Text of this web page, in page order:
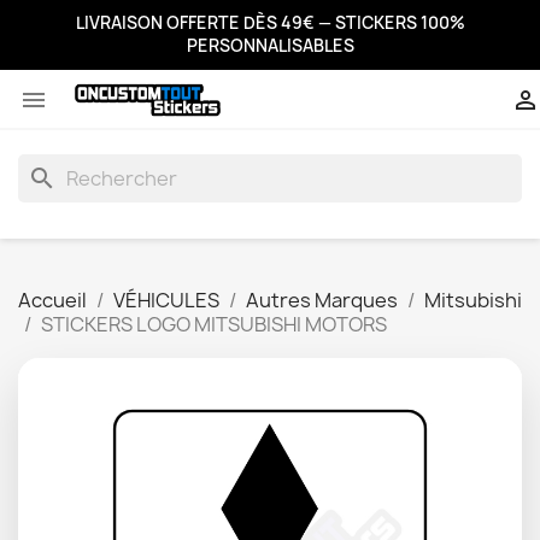
LIVRAISON OFFERTE DÈS 49€ — STICKERS 100%
PERSONNALISABLES
 
search
Accueil VÉHICULES Autres Marques
Mitsubishi
STICKERS LOGO MITSUBISHI MOTORS